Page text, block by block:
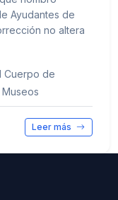
Ayudantes de
no altera
Cuerpo de
Leer más